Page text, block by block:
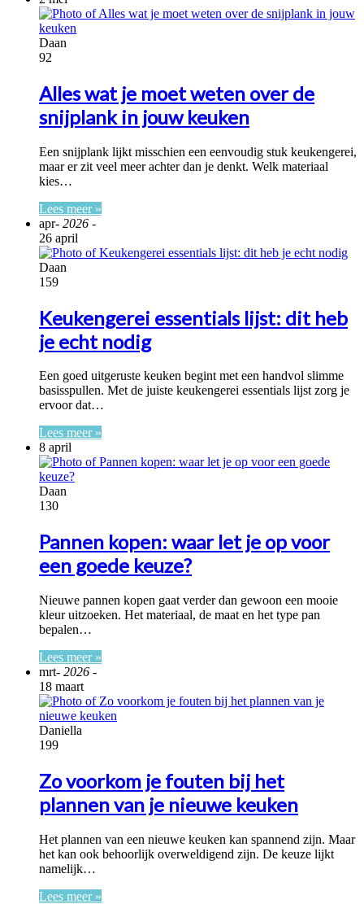
Daan
92
Alles wat je moet weten over de
snijplank in jouw keuken
Een snijplank lijkt misschien een eenvoudig stuk keukengerei,
maar er zit veel meer achter dan je denkt. Welk materiaal
kies…
Lees meer »
apr- 2026 -
26 april
Daan
159
Keukengerei essentials lijst: dit heb
je echt nodig
Een goed uitgeruste keuken begint met een handvol slimme
basisspullen. Met de juiste keukengerei essentials lijst zorg je
ervoor dat…
Lees meer »
8 april
Daan
130
Pannen kopen: waar let je op voor
een goede keuze?
Nieuwe pannen kopen gaat verder dan gewoon een mooie
kleur uitzoeken. Het materiaal, de maat en het type pan
bepalen…
Lees meer »
mrt- 2026 -
18 maart
Daniella
199
Zo voorkom je fouten bij het
plannen van je nieuwe keuken
Het plannen van een nieuwe keuken kan spannend zijn. Maar
het kan ook behoorlijk overweldigend zijn. De keuze lijkt
namelijk…
Lees meer »